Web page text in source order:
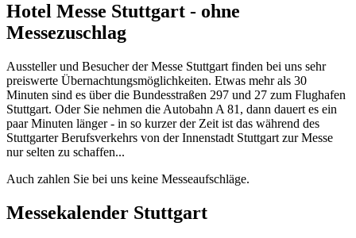
Hotel Messe Stuttgart - ohne
Messezuschlag
Aussteller und Besucher der Messe Stuttgart finden bei uns sehr
preiswerte Übernachtungsmöglichkeiten. Etwas mehr als 30
Minuten sind es über die Bundesstraßen 297 und 27 zum Flughafen
Stuttgart. Oder Sie nehmen die Autobahn A 81, dann dauert es ein
paar Minuten länger - in so kurzer der Zeit ist das während des
Stuttgarter Berufsverkehrs von der Innenstadt Stuttgart zur Messe
nur selten zu schaffen...
Auch zahlen Sie bei uns keine Messeaufschläge.
Messekalender Stuttgart